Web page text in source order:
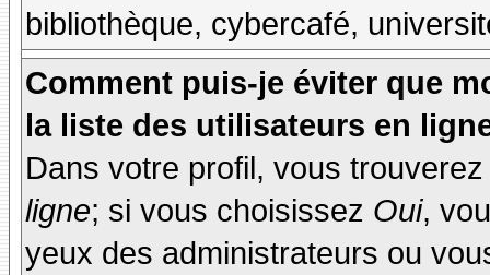
bibliothèque, cybercafé,
Comment puis-je éviter que
la liste des utilisateurs en
Dans votre profil, vous
ligne; si vous choisissez Oui,
yeux des administrateurs ou